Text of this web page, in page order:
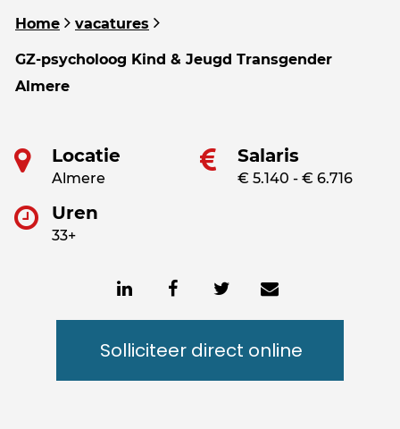
Home vacatures
GZ-psycholoog Kind & Jeugd Transgender
Almere
Locatie
Almere
Salaris
€ 5.140 - € 6.716
Uren
33+
Solliciteer direct online